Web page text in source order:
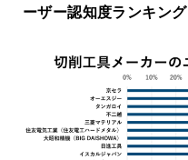
ーザー認知度ランキング